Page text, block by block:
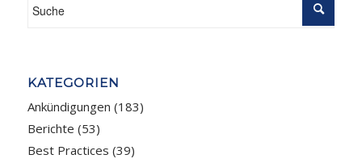
KATEGORIEN
Ankündigungen (183)
Berichte (53)
Best Practices (39)